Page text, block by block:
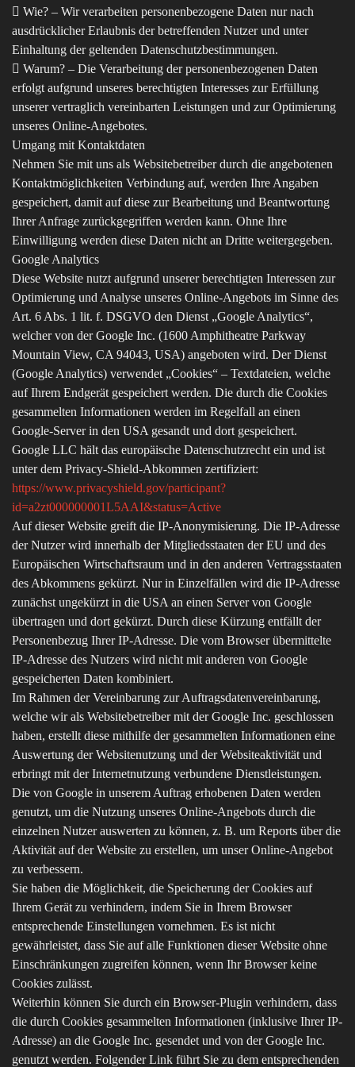
 Wie? – Wir verarbeiten personenbezogene Daten nur nach
ausdrücklicher Erlaubnis der betreffenden Nutzer und unter
Einhaltung der geltenden Datenschutzbestimmungen.
 Warum? – Die Verarbeitung der personenbezogenen Daten
erfolgt aufgrund unseres berechtigten Interesses zur Erfüllung
unserer vertraglich vereinbarten Leistungen und zur Optimierung
unseres Online-Angebotes.
Umgang mit Kontaktdaten
Nehmen Sie mit uns als Websitebetreiber durch die angebotenen
Kontaktmöglichkeiten Verbindung auf, werden Ihre Angaben
gespeichert, damit auf diese zur Bearbeitung und Beantwortung
Ihrer Anfrage zurückgegriffen werden kann. Ohne Ihre
Einwilligung werden diese Daten nicht an Dritte weitergegeben.
Google Analytics
Diese Website nutzt aufgrund unserer berechtigten Interessen zur
Optimierung und Analyse unseres Online-Angebots im Sinne des
Art. 6 Abs. 1 lit. f. DSGVO den Dienst „Google Analytics“,
welcher von der Google Inc. (1600 Amphitheatre Parkway
Mountain View, CA 94043, USA) angeboten wird. Der Dienst
(Google Analytics) verwendet „Cookies“ – Textdateien, welche
auf Ihrem Endgerät gespeichert werden. Die durch die Cookies
gesammelten Informationen werden im Regelfall an einen
Google-Server in den USA gesandt und dort gespeichert.
Google LLC hält das europäische Datenschutzrecht ein und ist
unter dem Privacy-Shield-Abkommen zertifiziert:
https://www.privacyshield.gov/participant?
id=a2zt000000001L5AAI&status=Active
Auf dieser Website greift die IP-Anonymisierung. Die IP-Adresse
der Nutzer wird innerhalb der Mitgliedsstaaten der EU und des
Europäischen Wirtschaftsraum und in den anderen Vertragsstaaten
des Abkommens gekürzt. Nur in Einzelfällen wird die IP-Adresse
zunächst ungekürzt in die USA an einen Server von Google
übertragen und dort gekürzt. Durch diese Kürzung entfällt der
Personenbezug Ihrer IP-Adresse. Die vom Browser übermittelte
IP-Adresse des Nutzers wird nicht mit anderen von Google
gespeicherten Daten kombiniert.
Im Rahmen der Vereinbarung zur Auftragsdatenvereinbarung,
welche wir als Websitebetreiber mit der Google Inc. geschlossen
haben, erstellt diese mithilfe der gesammelten Informationen eine
Auswertung der Websitenutzung und der Websiteaktivität und
erbringt mit der Internetnutzung verbundene Dienstleistungen.
Die von Google in unserem Auftrag erhobenen Daten werden
genutzt, um die Nutzung unseres Online-Angebots durch die
einzelnen Nutzer auswerten zu können, z. B. um Reports über die
Aktivität auf der Website zu erstellen, um unser Online-Angebot
zu verbessern.
Sie haben die Möglichkeit, die Speicherung der Cookies auf
Ihrem Gerät zu verhindern, indem Sie in Ihrem Browser
entsprechende Einstellungen vornehmen. Es ist nicht
gewährleistet, dass Sie auf alle Funktionen dieser Website ohne
Einschränkungen zugreifen können, wenn Ihr Browser keine
Cookies zulässt.
Weiterhin können Sie durch ein Browser-Plugin verhindern, dass
die durch Cookies gesammelten Informationen (inklusive Ihrer IP-
Adresse) an die Google Inc. gesendet und von der Google Inc.
genutzt werden. Folgender Link führt Sie zu dem entsprechenden